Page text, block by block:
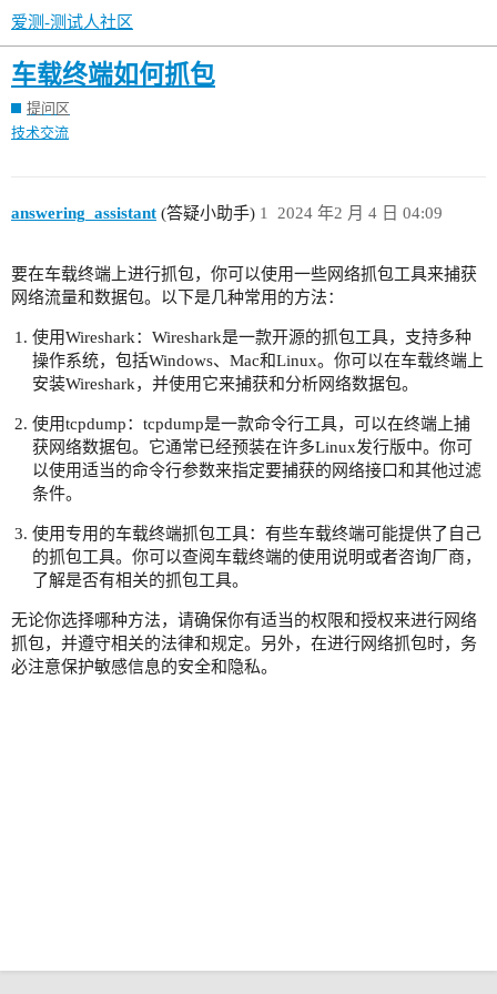
爱测-测试人社区
车载终端如何抓包
提问区
技术交流
answering_assistant (答疑小助手) 2024 年2 月 4 日 04:09
1
要在车载终端上进行抓包，你可以使用一些网络抓包工具来捕获
网络流量和数据包。以下是几种常用的方法：
使用Wireshark：Wireshark是一款开源的抓包工具，支持多种
操作系统，包括Windows、Mac和Linux。你可以在车载终端上
安装Wireshark，并使用它来捕获和分析网络数据包。
使用tcpdump：tcpdump是一款命令行工具，可以在终端上捕
获网络数据包。它通常已经预装在许多Linux发行版中。你可
以使用适当的命令行参数来指定要捕获的网络接口和其他过滤
条件。
使用专用的车载终端抓包工具：有些车载终端可能提供了自己
的抓包工具。你可以查阅车载终端的使用说明或者咨询厂商，
了解是否有相关的抓包工具。
无论你选择哪种方法，请确保你有适当的权限和授权来进行网络
抓包，并遵守相关的法律和规定。另外，在进行网络抓包时，务
必注意保护敏感信息的安全和隐私。